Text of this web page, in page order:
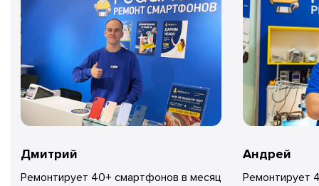
Дмитрий
Ремонтирует 40+ смартфонов в месяц
Андрей
Ремонтирует